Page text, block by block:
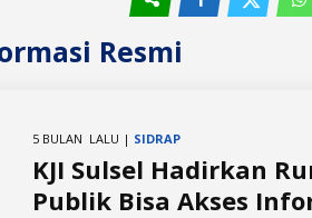
Resmi
5 BULAN LALU | SIDRAP
KJI Sulsel Hadirkan
Publik Bisa Akses